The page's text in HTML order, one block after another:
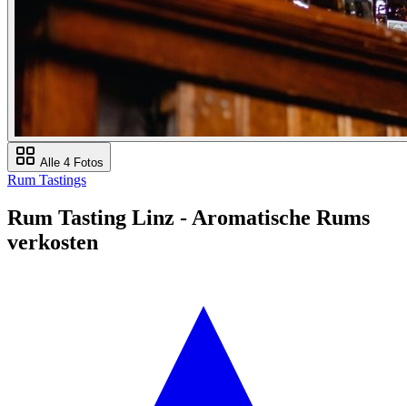
Alle 4 Fotos
Rum Tastings
Rum Tasting Linz - Aromatische Rums
verkosten